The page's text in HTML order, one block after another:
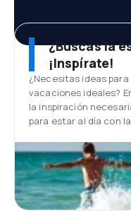
¿Buscas la
¡Inspírate!
¿Necesitas ideas
vacaciones ideales?
la inspiración
para estar al día con